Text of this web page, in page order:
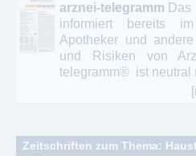
arznei-telegramm
informiert bereits
Apotheker und
und Risiken von
telegramm® ist neutral
Zeitschriften zum Thema: